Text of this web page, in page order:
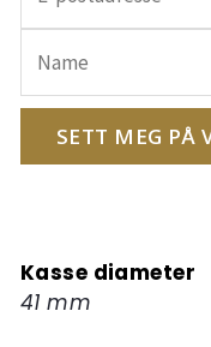
e-
postadressen
din
ventelisten
for
SETT MEG PÅ
Kasse diameter
41 mm